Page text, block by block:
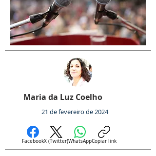
Maria da Luz Coelho
21 de fevereiro de 2024
FacebookX (Twitter)WhatsAppCopiar link